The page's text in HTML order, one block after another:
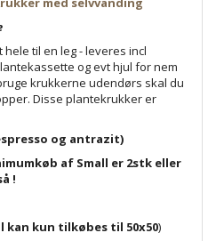
til en leg - leveres incl
og evt hjul for nem
krukkerne udendørs skal du
Disse plantekrukker er
og antrazit)
af Small er 2stk eller
!
kan kun tilkøbes til 50x50)